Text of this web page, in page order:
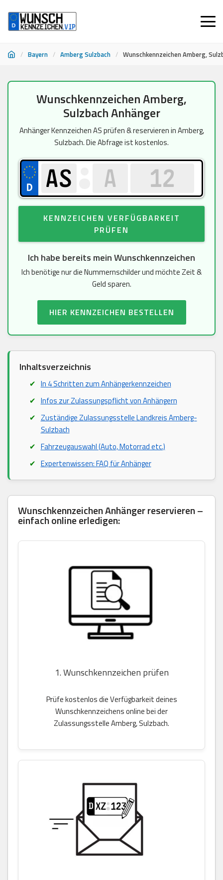
/ Bayern / Amberg Sulzbach / Wunschkennzeichen Amberg,
Wunschkennzeichen Amberg,
Sulzbach Anhänger
Anhänger Kennzeichen AS prüfen & reservieren in Amberg,
Sulzbach. Die Abfrage ist kostenlos.
KENNZEICHEN VERFÜGBARKEIT
PRÜFEN
Ich habe bereits mein Wunschkennzeichen
Ich benötige nur die Nummernschilder und möchte Zeit &
Geld sparen.
HIER KENNZEICHEN BESTELLEN
Inhaltsverzeichnis
In 4 Schritten zum Anhängerkennzeichen
Infos zur Zulassungspflicht von Anhängern
Zuständige Zulassungsstelle Landkreis Amberg-
Sulzbach
Fahrzeugauswahl (Auto, Motorrad etc.)
Expertenwissen: FAQ für Anhänger
Wunschkennzeichen Anhänger reservieren –
einfach online erledigen:
1. Wunschkennzeichen prüfen
Prüfe kostenlos die Verfügbarkeit deines
Wunschkennzeichens online bei der
Zulassungsstelle Amberg, Sulzbach.